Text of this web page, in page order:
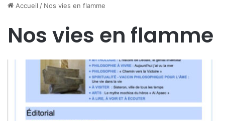
Accueil / Nos vies en flamme
Nos vies en flamme